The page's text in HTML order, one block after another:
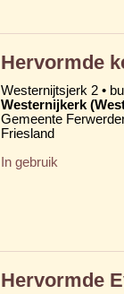
Hervormde
Westernijtsjerk 2 •
Westernijkerk
Gemeente
Friesland
In gebruik
Hervormde